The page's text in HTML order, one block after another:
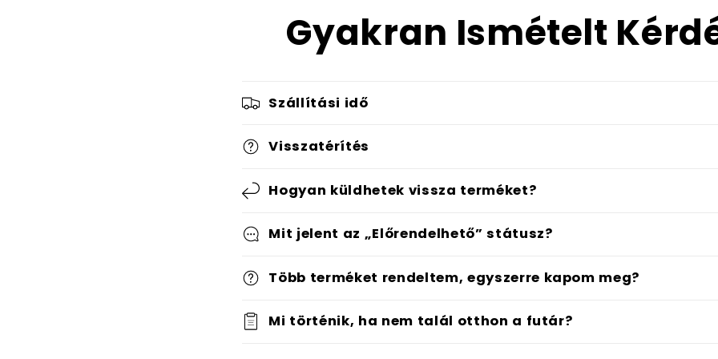
Gyakran Ismételt
Szállítási idő
Visszatérítés
Hogyan küldhetek vissza terméket?
Mit jelent az „Előrendelhető” státusz?
Több terméket rendeltem, egyszerre kapom meg?
Mi történik, ha nem talál otthon a futár?